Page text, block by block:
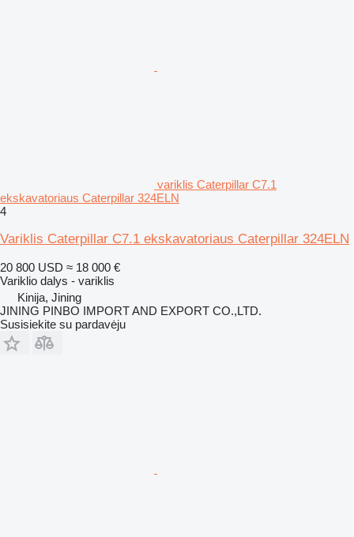
variklis Caterpillar C7.1
ekskavatoriaus Caterpillar 324ELN
4
Variklis Caterpillar C7.1 ekskavatoriaus Caterpillar 324ELN
20 800 USD ≈ 18 000 €
Variklio dalys - variklis
Kinija, Jining
JINING PINBO IMPORT AND EXPORT CO.,LTD.
Susisiekite su pardavėju